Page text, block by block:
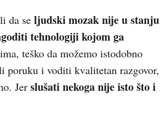
da se ljudski mozak nije u stanju
tehnologiji kojom ga
teško da možemo istodobno
poruku i voditi kvalitetan razgovor,
Jer slušati nekoga nije isto što i